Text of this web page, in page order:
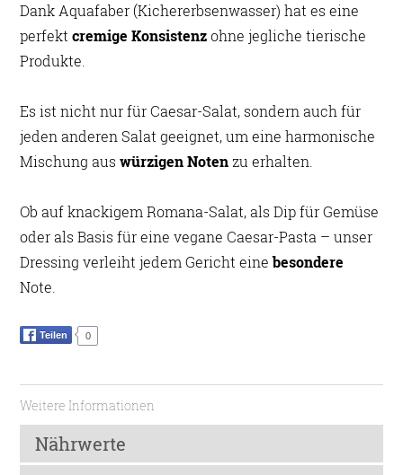
Dank Aquafaber (Kichererbsenwasser) hat es eine
perfektcremige Konsistenzohne jegliche tierische
Produkte.
Es ist nicht nur für Caesar-Salat, sondern auch für
jeden anderen Salat geeignet, um eine harmonische
Mischung auswürzigen Noten zu erhalten.
Ob auf knackigem Romana-Salat, als Dip für Gemüse
oder als Basis für eine vegane Caesar-Pasta – unser
Dressing verleiht jedem Gericht einebesondere
Note.
Teilen 0
Weitere Informationen
Nährwerte